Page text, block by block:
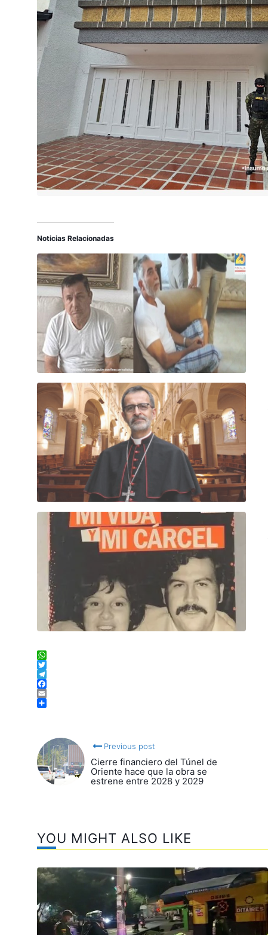
Noticias Relacionadas
WhatsApp
Twitter
Telegram
Facebook
Email
Previous post
Cierre financiero del Túnel de
Oriente hace que la obra se
estrene entre 2028 y 2029
YOU MIGHT ALSO LIKE